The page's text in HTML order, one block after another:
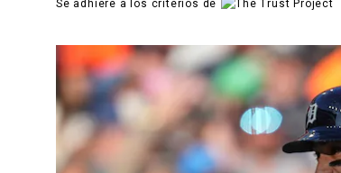
Se adhiere a los criterios de